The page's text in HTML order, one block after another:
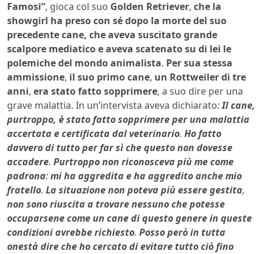
Famosi”, gioca col suo Golden Retriever, che la
showgirl ha preso con sé dopo la morte del suo
precedente cane, che aveva suscitato grande
scalpore mediatico e aveva scatenato su di lei le
polemiche del mondo animalista. Per sua stessa
ammissione, il suo primo cane, un Rottweiler di tre
anni, era stato fatto sopprimere, a suo dire per una
grave malattia. In un’intervista aveva dichiarato:Il cane,
purtroppo, è stato fatto sopprimere per una malattia
accertata e certificata dal veterinario. Ho fatto
davvero di tutto per far sì che questo non dovesse
accadere. Purtroppo non riconosceva più me come
padrona:mi ha aggredita e ha aggredito anche mio
fratello. La situazione non poteva più essere gestita,
non sono riuscita a trovare nessuno che potesse
occuparsene come un cane di questo genere in queste
condizioni avrebbe richiesto. Posso però in tutta
onestà dire che ho cercato di evitare tutto ciò fino